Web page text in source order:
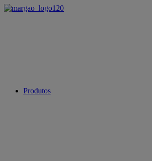
Produtos